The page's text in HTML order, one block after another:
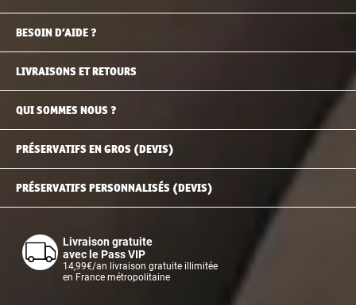
BESOIN D’AIDE ?
LIVRAISONS ET RETOURS
QUI SOMMES NOUS ?
PRÉSERVATIFS EN GROS (DEVIS)
PRÉSERVATIFS PERSONNALISÉS (DEVIS)
Livraison gratuite
avec le Pass VIP
14,99€/an livraison gratuite illimitée
en France métropolitaine